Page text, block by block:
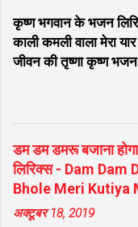
नाथ जी
कैलाश
विराजे
जी धुनी
भोला है
कृष्ण भगवान के भजन
काली कमली वाला मेरा
जीवन की तृष्णा कृष्ण भजन
से सब काम हो रहा है
जला के देख लिरिक्स
लिरिक्स श्याम सवेरे देखु
मत तोडना भजन लिरिक्स
ककरीब आ गया है लिरिक्स
जरा धीरे से बजाना बंसी
मोहन दिल दीवाना हो
डम डम डमरू बजाना
लिरिक्स - Dam
Bhole Meri Kutiya
अक्टूबर 18, 2019